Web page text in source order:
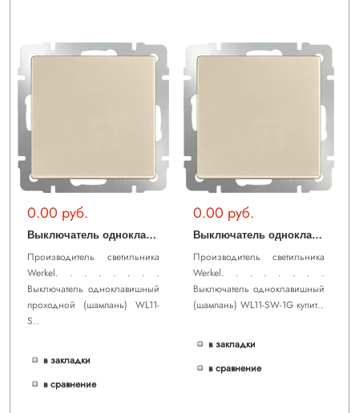
0.00 руб.
В
ыключатель одноклавишный проходной (шампань) WL11-SW-1G-2W
Производитель светильника
Werkel. . . . . . . .
Выключатель одноклавишный
проходной (шампань) WL11-
S..
в закладки
в сравнение
0.00 руб.
В
ыключатель одноклавишный (шампань) WL11-SW-1G
Производитель светильника
Werkel. . . . . . . .
Выключатель одноклавишный
(шампань) WL11-SW-1G купит..
в закладки
в сравнение